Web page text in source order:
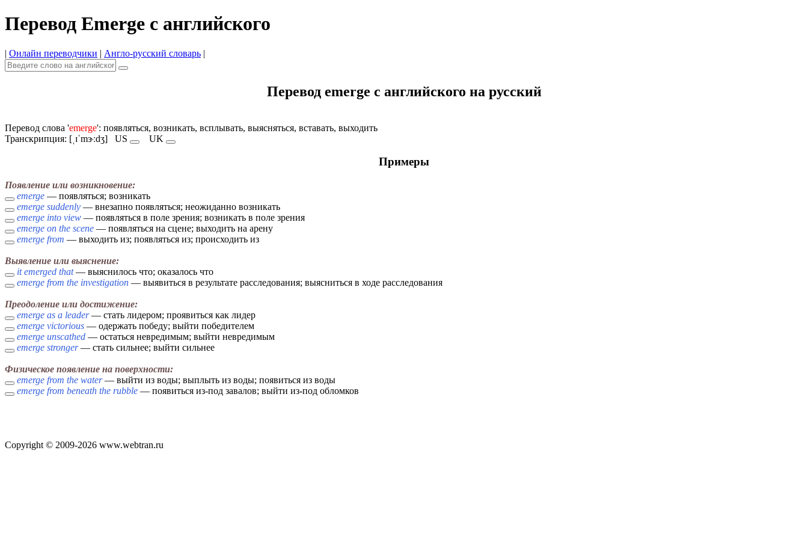
Перевод Emerge с английского
| Онлайн переводчики | Англо-русский словарь |
Перевод emerge с английского на русский
Перевод слова 'emerge': появляться, возникать, всплывать, выясняться, вставать, выходить
Транскрипция: [ˌɪˈmɝːdʒ] US UK
Примеры
Появление или возникновение:
emerge — появляться; возникать
emerge suddenly — внезапно появляться; неожиданно возникать
emerge into view — появляться в поле зрения; возникать в поле зрения
emerge on the scene — появляться на сцене; выходить на арену
emerge from — выходить из; появляться из; происходить из
Выявление или выяснение:
it emerged that— выяснилось что; оказалось что
emerge from the investigation — выявиться в результате расследования; выясниться в ходе расследования
Преодоление или достижение:
emerge as a leader— стать лидером; проявиться как лидер
emerge victorious — одержать победу; выйти победителем
emerge unscathed — остаться невредимым; выйти невредимым
emerge stronger— стать сильнее; выйти сильнее
Физическое появление на поверхности:
emerge from the water— выйти из воды; выплыть из воды; появиться из воды
emerge from beneath the rubble — появиться из-под завалов; выйти из-под обломков
Copyright © 2009-2026 www.webtran.ru